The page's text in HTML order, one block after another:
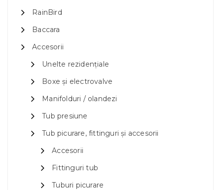
RainBird
Baccara
Accesorii
Unelte rezidențiale
Boxe și electrovalve
Manifolduri / olandezi
Tub presiune
Tub picurare, fittinguri și accesorii
Accesorii
Fittinguri tub
Tuburi picurare